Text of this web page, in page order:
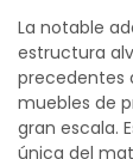
La notable
estructura
precedentes
muebles de
gran escala.
única del